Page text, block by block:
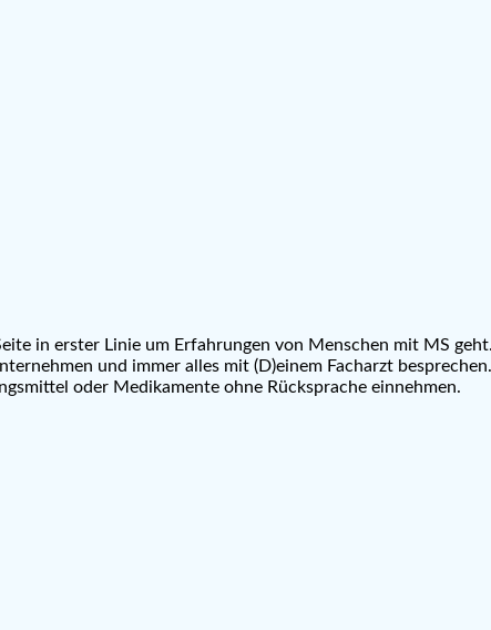
in erster Linie um Erfahrungen von Menschen mit MS geht.
und immer alles mit (D)einem Facharzt besprechen.
oder Medikamente ohne Rücksprache einnehmen.